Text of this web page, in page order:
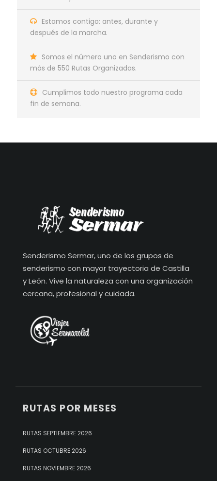
Estamos contigo: antes, durante y
después de la marcha.
Somos el número uno en Senderismo con
más de 550 Rutas Organizadas.
Cumplimos todo nuestro programa cada
fin de semana.
Senderismo Sermar, uno de los grupos de
senderismo con mayor trayectoria de Castilla
y León. Vive la naturaleza con una organización
cercana, profesional y cuidada.
RUTAS POR MESES
RUTAS SEPTIEMBRE 2026
RUTAS OCTUBRE 2026
RUTAS NOVIEMBRE 2026